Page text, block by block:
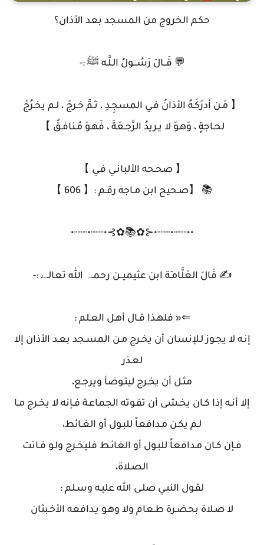
حكم الخروج من المسجد بعد الأذان؟
💬 قَــالَ رَسُـــولُ الـلَّـه ﷺ :-
【 مَـن أدرَكَـهُ الأذانُ فـي المسجِـدِ ، ثـمَّ خـرجَ ، لـم يخـرُجْ
لحـاجةٍ ، وَهـوَ لا يـريدُ الرَّجـعَةَ ، فَهـوَ مُـنافـقٌ 】
【 صحـحه الألبانـي فـي 】
📚 【صـحيح ابن مـاجه رقـم :【 606 】
••┈┈•┈┈•⊰✿📚✿⊱•┈┈•┈┈•
✍ ‏قَالَ العَلَّامـَة ابن عثيميــن رحمـہ الله تعالـﮯ :-
⇐« فلهـذا قـال أهـل العـلم :
إنـه لا يجـوز لـلإنسان أن يخـرج مـن المسـجد بعـد الأذان إلا
لعـذر
مثـل أن يخـرج ليتـوضأ ويرجـع،
إلا أنـه إذا كـان يخـشى أن تفـوته الجماعـة فـإنه لا يخـرج مـا
لـم يكـن مـدافعاً للبـول أو الغـائط،
فـإن كـان مـدافعاً للبـول أو الغائـط فليخـرج ولـو فـاتت
الصـلاة،
لقـول النبـي صلـى الله عليـه وسـلم :
لا صـلاة بحضـرة طـعام ولا وهـو يـدافعه الأخـبثان